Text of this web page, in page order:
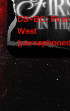
DS+BC:
West